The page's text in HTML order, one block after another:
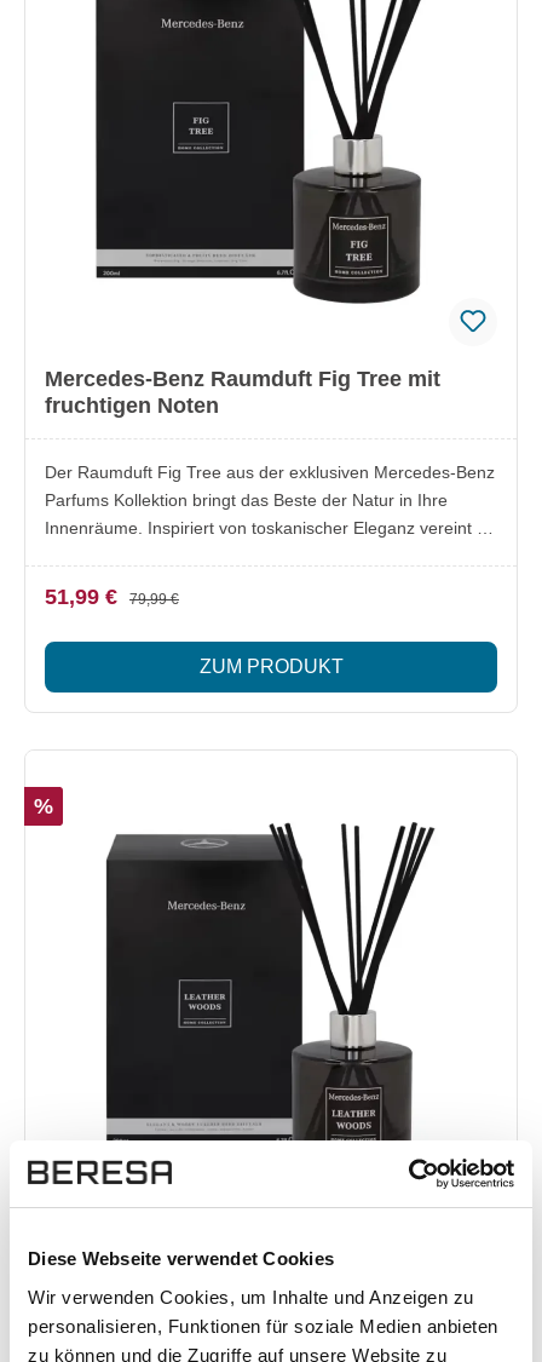
Diese Webseite verwendet Cookies
Wir verwenden Cookies, um Inhalte und Anzeigen zu
personalisieren, Funktionen für soziale Medien anbieten
zu können und die Zugriffe auf unsere Website zu
Mercedes-Benz Raumduft Fig Tree mit
fruchtigen Noten
Der Raumduft Fig Tree aus der exklusiven Mercedes-Benz
Parfums Kollektion bringt das Beste der Natur in Ihre
Innenräume. Inspiriert von toskanischer Eleganz vereint er
Orangenblüte und Moschus – ein harmonisches
Dufterlebnis, das eine angenehme Atmosphäre schafft.
Duftstäbchen Besonderheiten: Eleganter, frischer und
Bergamotte, Mandarine, Zitrone, Orangenblüte, reifer
Mercedes-Benz Parfums Sorgt für eine angenehme und
stilvolle Raumatmosphäre
51,99 € 79,99 €
ZUM PRODUKT
%
Mercedes-Benz Raumduft Leather Woods
Der Raumduft Leather Woods aus der exklusiven